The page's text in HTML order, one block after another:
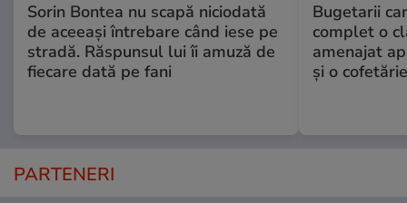
Sorin Bontea nu scapă niciodată
de aceeași întrebare când iese pe
stradă. Răspunsul lui îi amuză de
fiecare dată pe fani
Bugetarii
complet o
amenajat
și o cofetărie
PARTENERI